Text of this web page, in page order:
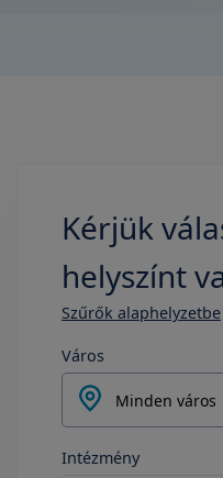
Kérjük
helyszínt
Szűrők alaphelyzetbe
Város
Minden város
Intézmény